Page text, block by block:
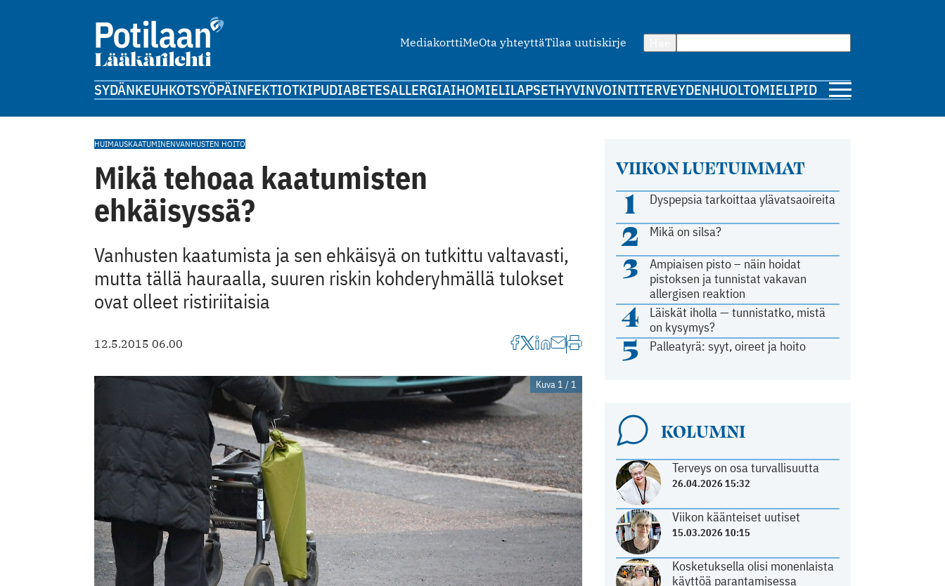
MediakorttiMeOta yhteyttäTilaa uutiskirje
SYDÄNKEUHKOTSYÖPÄINFEKTIOTKIPUDIABETESALLERGIAIHOMIELILAPSETHYVINVOINTITERVEYDENHUOLTOMIELIPIDE
VIIKON LUETUIMMAT
1 Dyspepsia tarkoittaa ylävatsaoireita
2 Mikä on silsa?
3
Ampiaisen pisto – näin hoidat
pistoksen ja tunnistat vakavan
allergisen reaktion
4
Läiskät iholla — tunnistatko, mistä
on kysymys?
5 Palleatyrä: syyt, oireet ja hoito
KOLUMNI
Terveys on osa turvallisuutta
26.04.2026 15:32
Viikon käänteiset uutiset
15.03.2026 10:15
Kosketuksella olisi monenlaista
käyttöä parantamisessa
HUIMAUSKAATUMINENVANHUSTEN HOITO
Mikä tehoaa kaatumisten
ehkäisyssä?
Vanhusten kaatumista ja sen ehkäisyä on tutkittu valtavasti,
mutta tällä hauraalla, suuren riskin kohderyhmällä tulokset
ovat olleet ristiriitaisia
12.5.2015 06.00
Kuva 1 / 1